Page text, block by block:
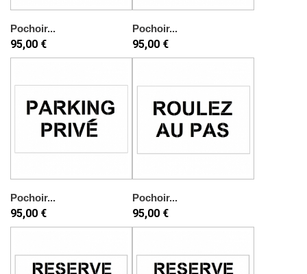
Pochoir...
95,00 €
Pochoir...
95,00 €
Pochoir...
95,00 €
Pochoir...
95,00 €